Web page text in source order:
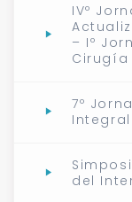
IVº
– Iº
7º
del